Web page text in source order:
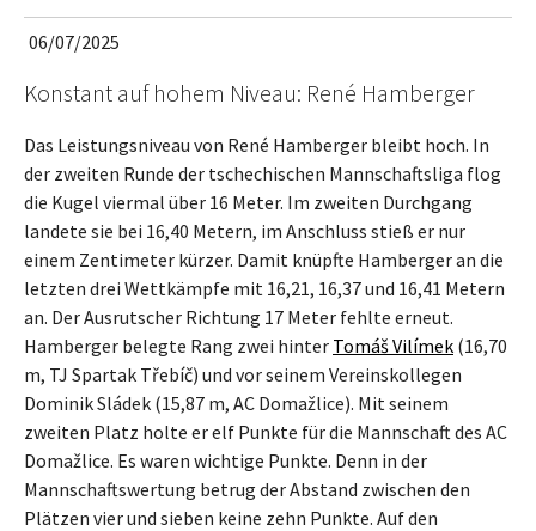
06/07/2025
Konstant auf hohem Niveau: René Hamberger
Das Leistungsniveau von René Hamberger bleibt hoch. In
der zweiten Runde der tschechischen Mannschaftsliga flog
die Kugel viermal über 16 Meter. Im zweiten Durchgang
landete sie bei 16,40 Metern, im Anschluss stieß er nur
einem Zentimeter kürzer. Damit knüpfte Hamberger an die
letzten drei Wettkämpfe mit 16,21, 16,37 und 16,41 Metern
an. Der Ausrutscher Richtung 17 Meter fehlte erneut.
Hamberger belegte Rang zwei hinter Tomáš Vilímek (16,70
m, TJ Spartak Třebíč) und vor seinem Vereinskollegen
Dominik Sládek (15,87 m, AC Domažlice). Mit seinem
zweiten Platz holte er elf Punkte für die Mannschaft des AC
Domažlice. Es waren wichtige Punkte. Denn in der
Mannschaftswertung betrug der Abstand zwischen den
Plätzen vier und sieben keine zehn Punkte. Auf den